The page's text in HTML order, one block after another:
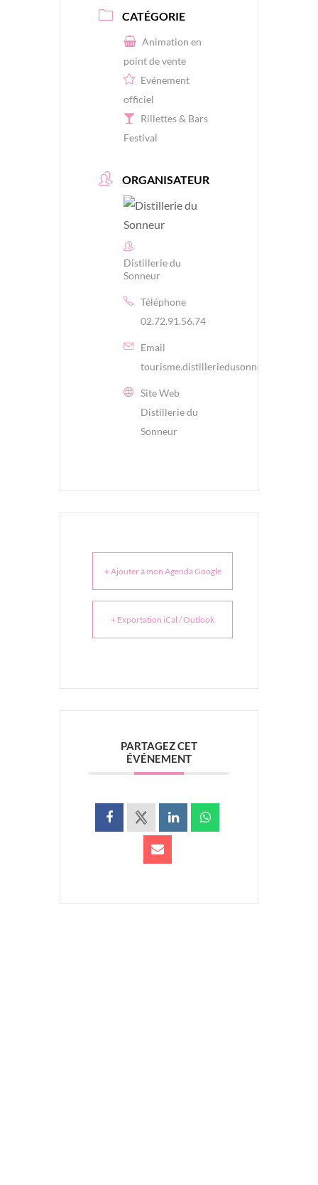
CATÉGORIE
Animation en
point de vente
Evénement
officiel
Rillettes & Bars
Festival
ORGANISATEUR
Distillerie du
Sonneur
Téléphone
02.72.91.56.74
Email
Site Web
Distillerie du
Sonneur
+ Ajouter à mon Agenda Google
+ Exportation iCal / Outlook
PARTAGEZ CET
ÉVÉNEMENT